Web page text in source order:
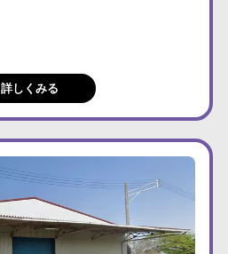
詳しくみる